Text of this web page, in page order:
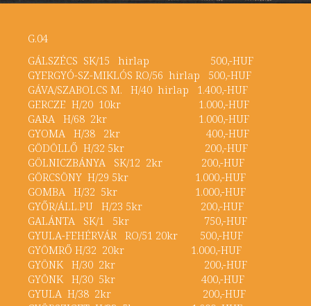
G.04
GÁLSZÉCS SK/15 hirlap 500,-HUF
GYERGYÓ-SZ-MIKLÓS RO/56 hirlap 500,-HUF
GÁVA/SZABOLCS M. H/40 hirlap 1.400,-HUF
GERCZE H/20 10kr 1.000,-HUF
GARA H/68 2kr 1.000,-HUF
GYOMA H/38 2kr 400,-HUF
GÖDÖLLŐ H/32 5kr 200,-HUF
GÖLNICZBÁNYA SK/12 2kr 200,-HUF
GÖRCSÖNY H/29 5kr 1.000,-HUF
GOMBA H/32 5kr 1.000,-HUF
GYŐR/ÁLL.PU H/23 5kr 200,-HUF
GALÁNTA SK/1 5kr 750,-HUF
GYULA-FEHÉRVÁR RO/51 20kr 500,-HUF
GYÖMRŐ H/32 20kr 1.000,-HUF
GYÖNK H/30 2kr 200,-HUF
GYÖNK H/30 5kr 400,-HUF
GYULA H/38 2kr 200,-HUF